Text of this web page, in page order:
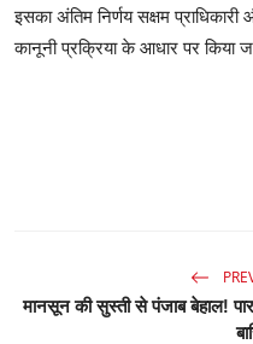
इसका अंतिम निर्णय सक्षम प्राधिकारी
कानूनी प्रक्रिया के आधार पर किया
मानसून की सुस्ती से पंजाब बेहाल!